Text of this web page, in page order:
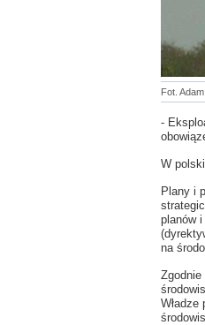
Fot. Adam
-
W
Plany i
planów
na